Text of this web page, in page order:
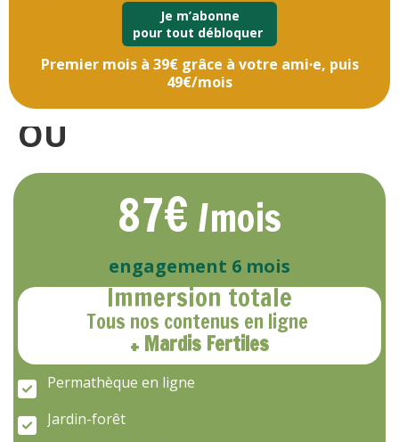
Je m’abonne
pour tout débloquer
Premier mois à 39€ grâce à votre ami·e, puis
49€/mois
OU
87€ /mois
engagement 6 mois
Immersion totale
Tous nos contenus en ligne
+ Mardis Fertiles
Permathèque en ligne
Jardin-forêt